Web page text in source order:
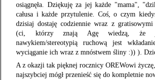
osiągnęła. Dziękuję za jej każde "mama",
całusa i każde przytulenie. Coś, o czym
dzisiaj dostaję codziennie wraz z
(ci, którzy znają Agę wiedzą, że
nawykiem/stereotypią ruchową jest
wyciąganie ich wraz z mnóstwem śliny :)) ).
A z okazji tak pięknej rocznicy OREWowi
najszybciej mógł przenieść się do kompletnie